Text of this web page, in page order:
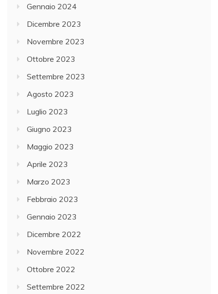
Gennaio 2024
Dicembre 2023
Novembre 2023
Ottobre 2023
Settembre 2023
Agosto 2023
Luglio 2023
Giugno 2023
Maggio 2023
Aprile 2023
Marzo 2023
Febbraio 2023
Gennaio 2023
Dicembre 2022
Novembre 2022
Ottobre 2022
Settembre 2022